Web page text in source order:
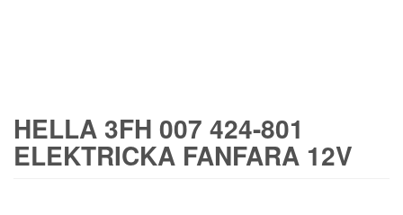
HELLA 3FH 007 424-801
ELEKTRICKA FANFARA 12V